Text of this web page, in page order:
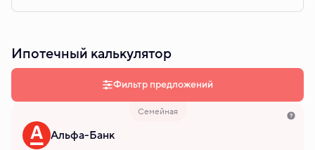
Ипотечный калькулятор
Фильтр предложений
Семейная
Альфа-Банк